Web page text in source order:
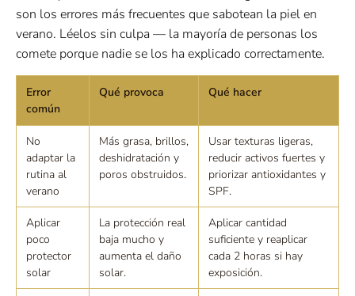
son los errores más frecuentes que sabotean la piel en
verano. Léelos sin culpa — la mayoría de personas los
comete porque nadie se los ha explicado correctamente.
Error
común
Qué provoca Qué hacer
No
adaptar la
rutina al
verano
Más grasa, brillos,
deshidratación y
poros obstruidos.
Usar texturas ligeras,
reducir activos fuertes y
priorizar antioxidantes y
SPF.
Aplicar
poco
protector
solar
La protección real
baja mucho y
aumenta el daño
solar.
Aplicar cantidad
suficiente y reaplicar
cada 2 horas si hay
exposición.